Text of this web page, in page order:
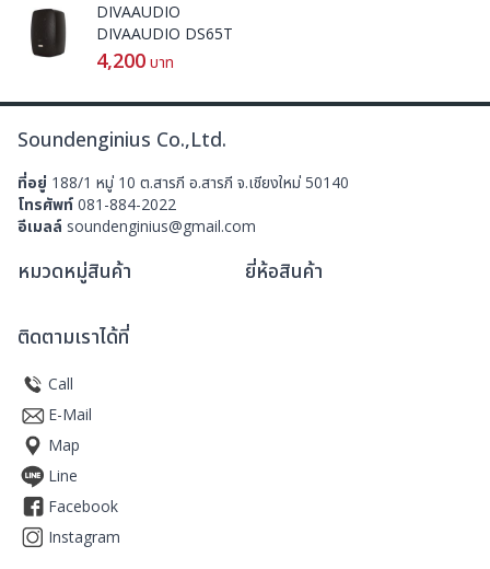
DIVAAUDIO
DIVAAUDIO DS65T
4,200 บาท
Soundenginius Co.,Ltd.
ที่อยู่ 188/1 หมู่ 10 ต.สารภี อ.สารภี จ.เชียงใหม่ 50140
โทรศัพท์ 081-884-2022
อีเมลล์ soundenginius@gmail.com
หมวดหมู่สินค้า ยี่ห้อสินค้า
ติดตามเราได้ที่
Call
E-Mail
Map
Line
Facebook
Instagram